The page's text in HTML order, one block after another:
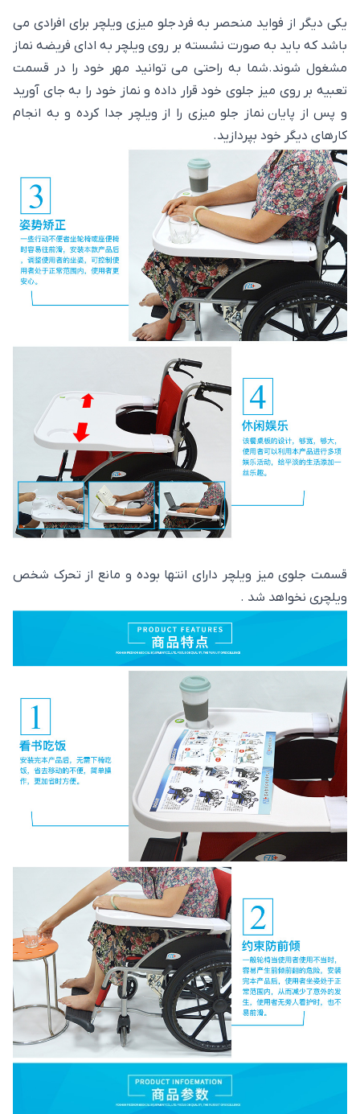
یکی دیگر از فواید منحصر به فرد جلو میزی ویلچر برای افرادی می
باشد که باید به صورت نشسته بر روی ویلچر به ادای فریضه نماز
مشغول شوند.شما به راحتی می توانید مهر خود را در قسمت
تعبیه بر روی میز جلوی خود قرار داده و نماز خود را به جای آورید
و پس از پایان نماز جلو میزی را از ویلچر جدا کرده و به انجام
کارهای دیگر خود بپردازید.
قسمت جلوی میز ویلچر دارای انتها بوده و مانع از تحرک شخص
ویلچری نخواهد شد .